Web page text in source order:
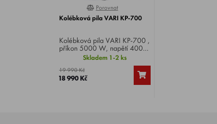
0%
Porovnat
Kolébková pila VARI KP-700
Kolébková pila VARI KP-700 ,
příkon 5000 W, napětí 400
V, průměr kotouče 700 mm,
max. průměr špalku 25 cm,
délka špalku 20 - 100 cm,
hmotnost 93 kg.
Skladem 1-2 ks
19 990 Kč
18 990 Kč